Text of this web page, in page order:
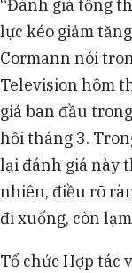
“Đánh giá tổng
lực kéo giảm
Cormann nói
Television hôm
giá ban đầu
hồi tháng 3.
lại đánh giá này
nhiên, điều rõ
đi xuống, còn
Tổ chức Hợp tác